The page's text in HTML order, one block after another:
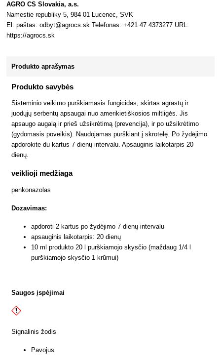
AGRO CS Slovakia, a.s.
Namestie republiky 5, 984 01 Lucenec, SVK
El. paštas: odbyt@agrocs.sk Telefonas: +421 47 4373277 URL:
https://agrocs.sk
Produkto aprašymas
Produkto savybės
Sisteminio veikimo purškiamasis fungicidas, skirtas agrastų ir
juodųjų serbentų apsaugai nuo amerikietiškosios miltligės. Jis
apsaugo augalą ir prieš užsikrėtimą (prevencija), ir po užsikrėtimo
(gydomasis poveikis). Naudojamas purškiant į skrotelę. Po žydėjimo
apdorokite du kartus 7 dienų intervalu. Apsauginis laikotarpis 20
dienų.
veiklioji medžiaga
penkonazolas
Dozavimas:
apdoroti 2 kartus po žydėjimo 7 dienų intervalu
apsauginis laikotarpis: 20 dienų
10 ml produkto 20 l purškiamojo skysčio (maždaug 1/4 l
purškiamojo skysčio 1 krūmui)
Saugos įspėjimai
Signalinis žodis
Pavojus